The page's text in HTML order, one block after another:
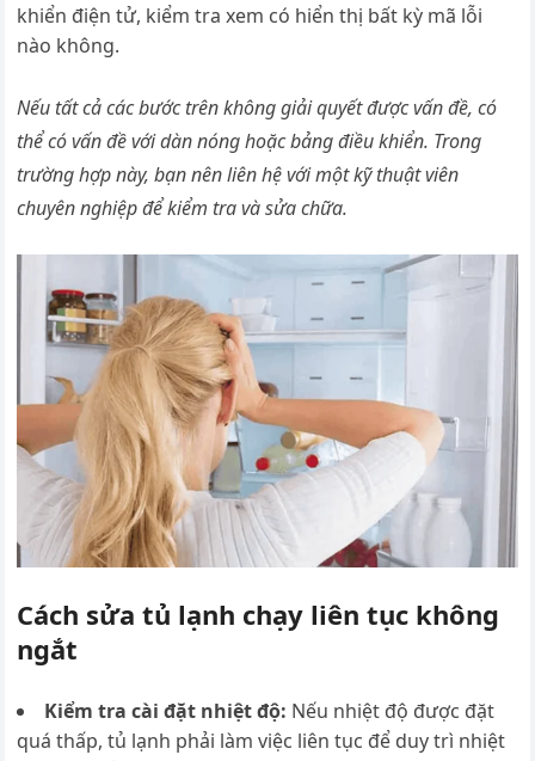
khiển điện tử, kiểm tra xem có hiển thị bất kỳ mã lỗi
nào không.
Nếu tất cả các bước trên không giải quyết được vấn đề, có
thể có vấn đề với dàn nóng hoặc bảng điều khiển. Trong
trường hợp này, bạn nên liên hệ với một kỹ thuật viên
chuyên nghiệp để kiểm tra và sửa chữa.
Cách sửa tủ lạnh chạy liên tục không
ngắt
Kiểm tra cài đặt nhiệt độ: Nếu nhiệt độ được đặt
quá thấp, tủ lạnh phải làm việc liên tục để duy trì nhiệt